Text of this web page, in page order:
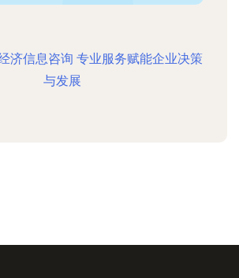
济信息咨询 专业服务赋能企业决策
与发展